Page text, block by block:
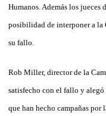
Humanos. Además los
posibilidad de interponer a la
su fallo.
Rob Miller, director de la
satisfecho con el fallo y
que han hecho campañas